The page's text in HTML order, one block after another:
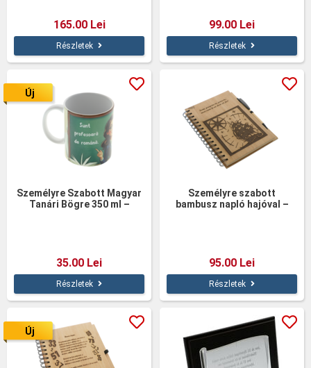
165.00 Lei
Részletek
99.00 Lei
Részletek
Személyre Szabott Magyar
Tanári Bögre 350 ml –
35.00 Lei
Új
Részletek
Személyre szabott
bambusz napló hajóval –
95.00 Lei
Részletek
Új